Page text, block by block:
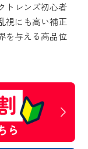
トレンズ初心者
視にも高い補正
を与える高品位